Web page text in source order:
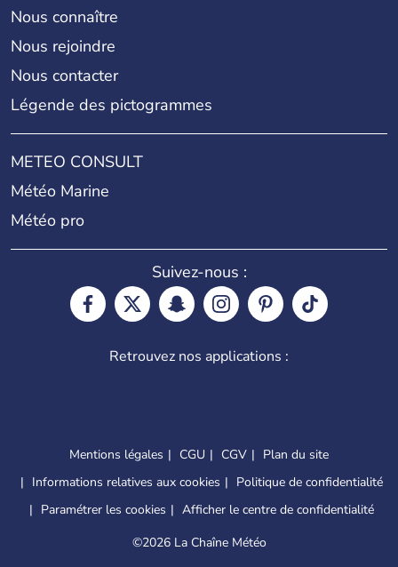
Nous connaître
Nous rejoindre
Nous contacter
Légende des pictogrammes
METEO CONSULT
Météo Marine
Météo pro
Suivez-nous :
Retrouvez nos applications :
Mentions légales CGU CGV
Plan du site
Informations relatives aux cookies
Politique de confidentialité
Paramétrer les cookies
Afficher le centre de confidentialité
©2026 La Chaîne Météo